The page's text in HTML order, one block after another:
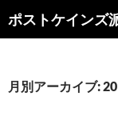
ン
ツ
ポストケインズ
索
月別アーカイブ: